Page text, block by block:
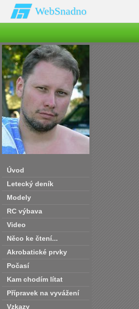
WebSnadno
Úvod
Letecký deník
Modely
RC výbava
Video
Něco ke čtení...
Akrobatické prvky
Počasí
Kam chodím lítat
Přípravek na vyvážení
Vzkazy